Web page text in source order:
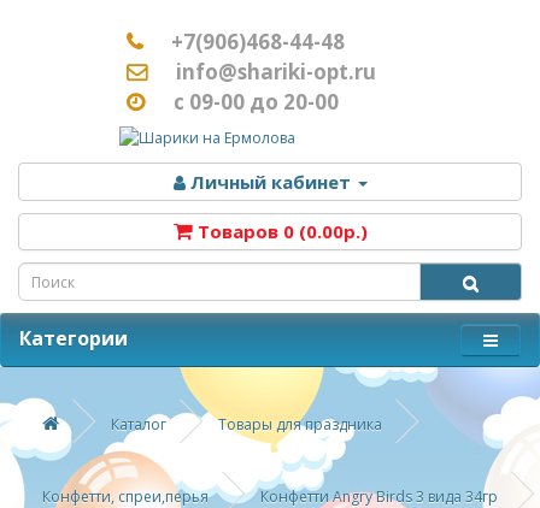
+7(906)468-44-48
info@shariki-opt.ru
с 09-00 до 20-00
Личный кабинет
Товаров 0 (0.00р.)
Категории
Каталог Товары для праздника
Конфетти, спреи,перья Конфетти Angry Birds 3 вида 34гр